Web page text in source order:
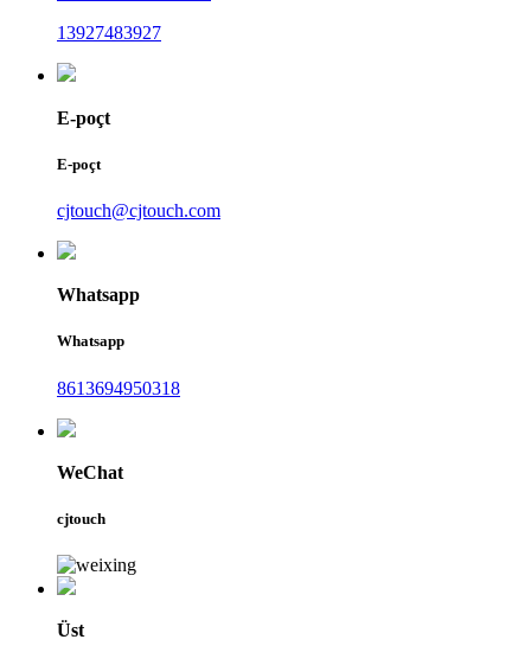
13927483927
E-poçt
E-poçt
cjtouch@cjtouch.com
Whatsapp
Whatsapp
8613694950318
WeChat
cjtouch
Üst